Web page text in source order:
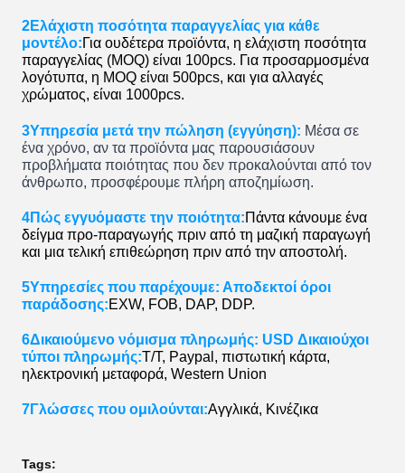
2Ελάχιστη ποσότητα παραγγελίας για κάθε
μοντέλο: Για ουδέτερα προϊόντα, η ελάχιστη ποσότητα
παραγγελίας (MOQ) είναι 100pcs. Για προσαρμοσμένα
λογότυπα, η MOQ είναι 500pcs, και για αλλαγές
χρώματος, είναι 1000pcs.
3Υπηρεσία μετά την πώληση (εγγύηση): Μέσα σε
ένα χρόνο, αν τα προϊόντα μας παρουσιάσουν
προβλήματα ποιότητας που δεν προκαλούνται από τον
άνθρωπο, προσφέρουμε πλήρη αποζημίωση.
4Πώς εγγυόμαστε την ποιότητα:Πάντα κάνουμε ένα
δείγμα προ-παραγωγής πριν από τη μαζική παραγωγή
και μια τελική επιθεώρηση πριν από την αποστολή.
5Υπηρεσίες που παρέχουμε: Αποδεκτοί όροι
παράδοσης:EXW, FOB, DAP, DDP.
6Δικαιούμενο νόμισμα πληρωμής: USD Δικαιούχοι
τύποι πληρωμής:T/T, Paypal, πιστωτική κάρτα,
ηλεκτρονική μεταφορά, Western Union
7Γλώσσες που ομιλούνται:Αγγλικά, Κινέζικα
Tags: